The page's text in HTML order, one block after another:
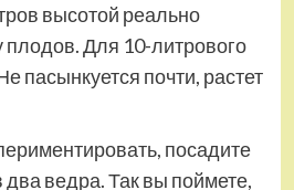
высотой реально
Для 10-литрового
пасынкуется почти, растет
посадите
два ведра. Так вы поймете,